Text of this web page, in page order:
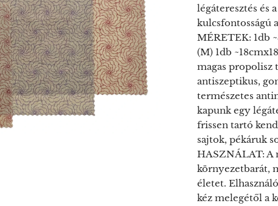
légáteresztés és
kulcsfontosságú
MÉRETEK: 1db
(M) 1db
magas propolisz
antiszeptikus,
természetes
kapunk egy
frissen tartó
sajtok, pékáruk
HASZNÁLAT: A
környezetbarát,
életet.
kéz melegétől a